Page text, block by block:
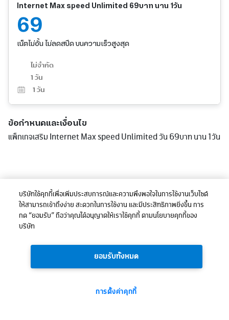
Internet Max speed Unlimited 69บาท นาน 1วัน
69
เน็ตไม่อั้น ไม่ลดสปีด บนความเร็วสูงสุด
ไม่จำกัด
1 วัน
1 วัน
ข้อกำหนดและเงื่อนไข
แพ็กเกจเสริม Internet Max speed Unlimited วัน 69บาท นาน 1วัน
บริษัทใช้คุกกี้เพื่อเพิ่มประสบการณ์และความพึงพอใจในการใช้งานเว็บไซต์
ให้สามารถเข้าถึงง่าย สะดวกในการใช้งาน และมีประสิทธิภาพยิ่งขึ้น การ
กด “ยอมรับ” ถือว่าคุณได้อนุญาตให้เราใช้คุกกี้ ตามนโยบายคุกกี้ของ
บริษัท
ยอมรับทั้งหมด
การตั้งค่าคุกกี้